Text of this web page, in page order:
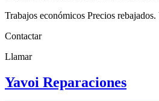
Trabajos económicos Precios
Contactar
Llamar
Yavoi Reparaciones